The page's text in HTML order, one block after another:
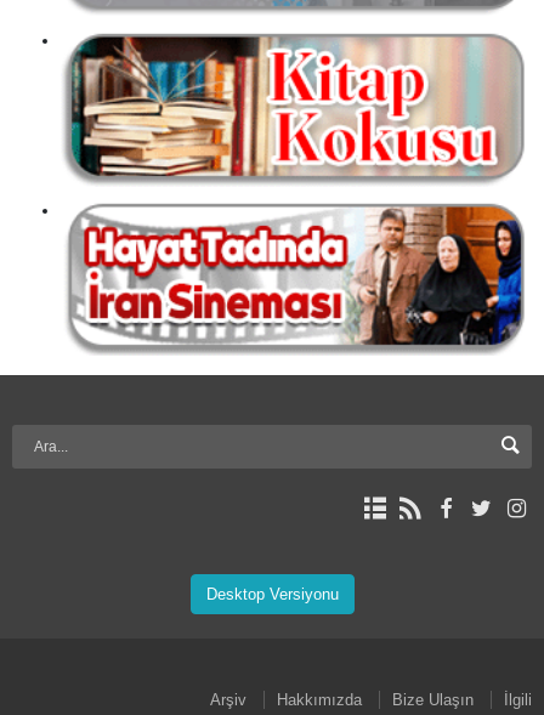
Desktop Versiyonu
Arşiv Hakkımızda Bize Ulaşın İlgili